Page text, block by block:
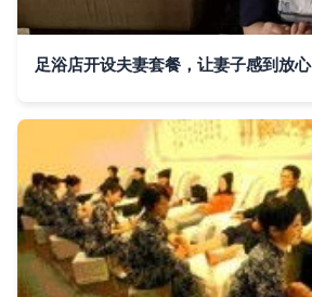
足浴店开设夫妻套餐，让妻子感到放心